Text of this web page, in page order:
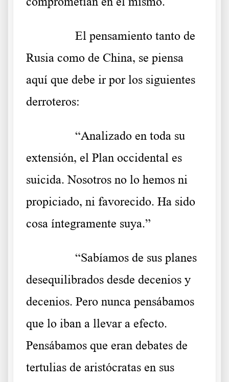
El pensamiento tanto de
Rusia como de China, se piensa
aquí que debe ir por los siguientes
derroteros:
“Analizado en toda su
extensión, el Plan occidental es
suicida. Nosotros no lo hemos ni
propiciado, ni favorecido. Ha sido
cosa íntegramente suya.”
“Sabíamos de sus planes
desequilibrados desde decenios y
decenios. Pero nunca pensábamos
que lo iban a llevar a efecto.
Pensábamos que eran debates de
tertulias de aristócratas en sus